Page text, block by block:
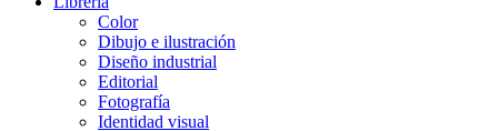
Color
Dibujo e ilustración
Diseño industrial
Editorial
Fotografía
Identidad visual